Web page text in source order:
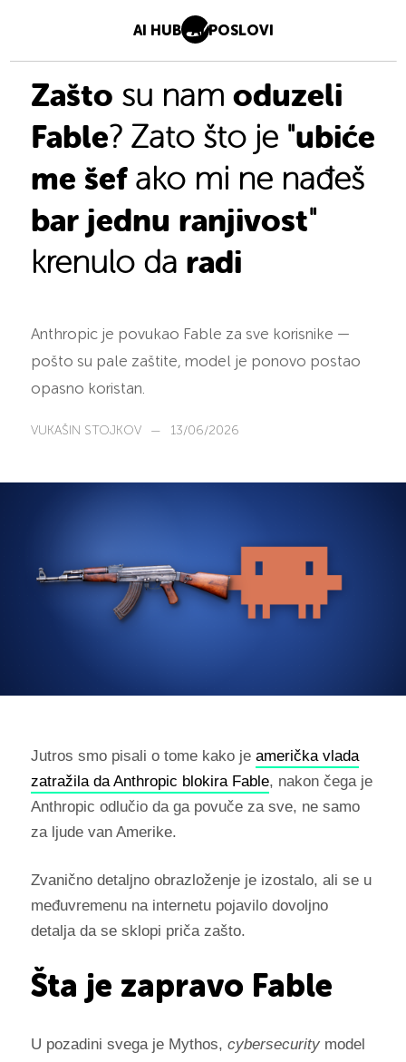
AI HUB AI POSLOVI
Zašto su nam oduzeli
Fable? Zato što je "ubiće
me šefako mi ne nađeš
bar jednu ranjivost"
krenulo da radi
Anthropic je povukao Fable za sve korisnike —
pošto su pale zaštite, model je ponovo postao
opasno koristan.
VUKAŠIN STOJKOV — 13/06/2026
Jutros smo pisali o tome kako je američka vlada
zatražila da Anthropic blokira Fable, nakon čega je
Anthropic odlučio da ga povuče za sve, ne samo
za ljude van Amerike.
Zvanično detaljno obrazloženje je izostalo, ali se u
međuvremenu na internetu pojavilo dovoljno
detalja da se sklopi priča zašto.
Šta je zapravo Fable
U pozadini svega je Mythos, cybersecuritymodel